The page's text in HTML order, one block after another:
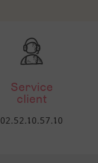
Service
client
02.52.10.57.10